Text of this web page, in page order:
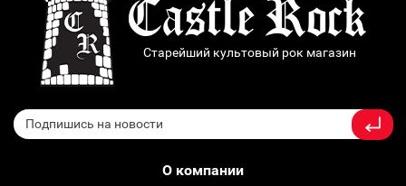
Старейший культовый рок магазин
О компании